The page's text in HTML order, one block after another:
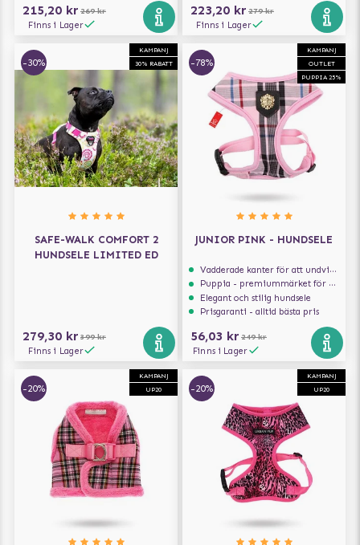
215,20 kr 269 kr
Finns i Lager
223,20 kr 279 kr
Finns i Lager
KAMPANJ
30% RABATT
-30%
SAFE-WALK COMFORT 2
HUNDSELE LIMITED ED
279,30 kr 399 kr
Finns i Lager
KAMPANJ
OUTLET
PUPPIA 25%
-78%
JUNIOR PINK - HUNDSELE
Vadderade kanter för att undvika skav
Puppia - premiummärket för hundselar
Elegant och stilig hundsele
Prisgaranti - alltid bästa pris
56,03 kr 249 kr
Finns i Lager
KAMPANJ
UP20
-20%
KAMPANJ
UP20
-20%